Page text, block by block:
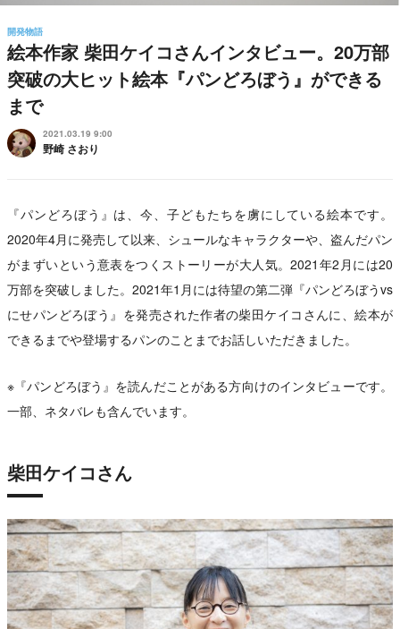
開発物語
絵本作家 柴田ケイコさんインタビュー。20万部
突破の大ヒット絵本『パンどろぼう』ができる
まで
2021.03.19 9:00
野崎 さおり
『パンどろぼう』は、今、子どもたちを虜にしている絵本です。
2020年4月に発売して以来、シュールなキャラクターや、盗んだパン
がまずいという意表をつくストーリーが大人気。2021年2月には20
万部を突破しました。2021年1月には待望の第二弾『パンどろぼうvs
にせパンどろぼう』を発売された作者の柴田ケイコさんに、絵本が
できるまでや登場するパンのことまでお話しいただきました。
※『パンどろぼう』を読んだことがある方向けのインタビューです。
一部、ネタバレも含んでいます。
柴田ケイコさん